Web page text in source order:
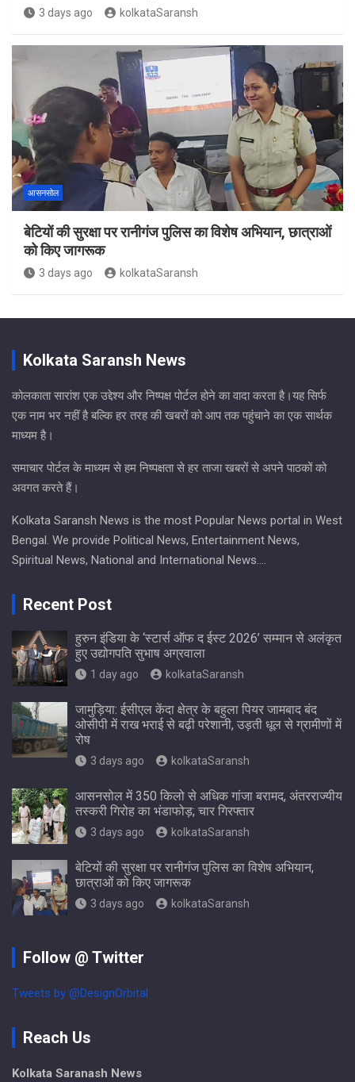
3 days ago kolkataSaransh
आसनसोल
बेटियों की सुरक्षा पर रानीगंज पुलिस का विशेष अभियान, छात्राओं
को किए जागरूक
3 days ago kolkataSaransh
Kolkata Saransh News
कोलकाता सारांश एक उद्देश्य और निष्पक्ष पोर्टल होने का वादा करता है।यह सिर्फ
एक नाम भर नहीं है बल्कि हर तरह की खबरों को आप तक पहुंचाने का एक सार्थक
माध्यम है।
समाचार पोर्टल के माध्यम से हम निष्पक्षता से हर ताजा खबरों से अपने पाठकों को
अवगत करते हैं।
Kolkata Saransh News is the most Popular News portal in West
Bengal. We provide Political News, Entertainment News,
Spiritual News, National and International News….
Recent Post
हुरुन इंडिया के ‘स्टार्स ऑफ द ईस्ट 2026’ सम्मान से अलंकृत
हुए उद्योगपति सुभाष अग्रवाला
1 day ago kolkataSaransh
जामुड़िया: ईसीएल केंदा क्षेत्र के बहुला पियर जामबाद बंद
ओसीपी में राख भराई से बढ़ी परेशानी, उड़ती धूल से ग्रामीणों में
रोष
3 days ago kolkataSaransh
आसनसोल में 350 किलो से अधिक गांजा बरामद, अंतरराज्यीय
तस्करी गिरोह का भंडाफोड़; चार गिरफ्तार
3 days ago kolkataSaransh
बेटियों की सुरक्षा पर रानीगंज पुलिस का विशेष अभियान,
छात्राओं को किए जागरूक
3 days ago kolkataSaransh
Follow @ Twitter
Tweets by @DesignOrbital
Reach Us
Kolkata Saranash News